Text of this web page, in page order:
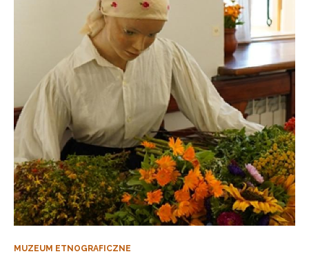
MUZEUM ETNOGRAFICZNE